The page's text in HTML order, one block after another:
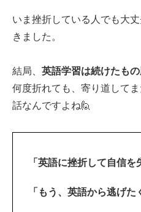
いま挫折している人でも大
きました。
結局、 英語学習は続けたも
何度折れても、寄り道して
話なんですよね🙋‍
「英語に挫折して自信を
「もう、英語から逃げた